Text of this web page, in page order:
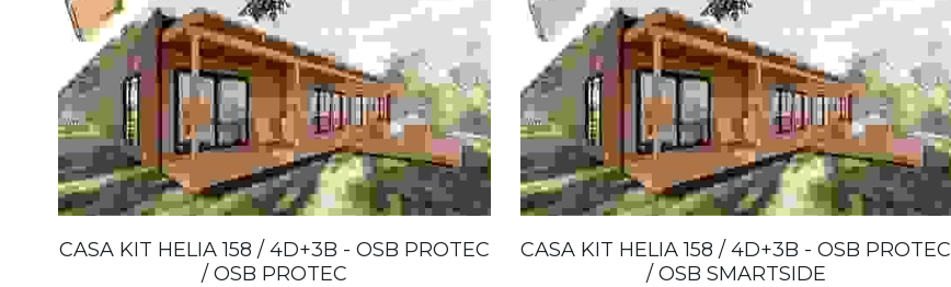
CASA KIT HELIA 158 / 4D+3B - OSB PROTEC
/ OSB PROTEC
CASA KIT HELIA 158 / 4D+3B - OSB PROTEC
/ OSB SMARTSIDE